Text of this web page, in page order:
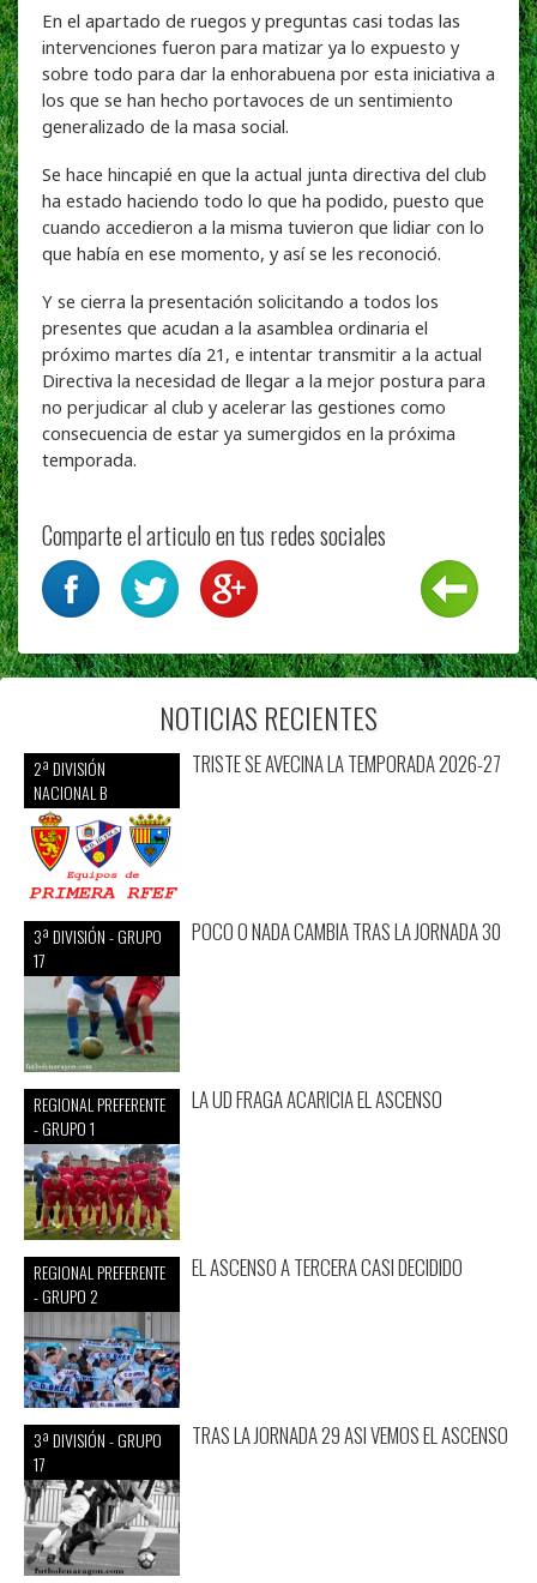
En el apartado de ruegos y preguntas casi todas las
intervenciones fueron para matizar ya lo expuesto y
sobre todo para dar la enhorabuena por esta iniciativa a
los que se han hecho portavoces de un sentimiento
generalizado de la masa social.
Se hace hincapié en que la actual junta directiva del club
ha estado haciendo todo lo que ha podido, puesto que
cuando accedieron a la misma tuvieron que lidiar con lo
que había en ese momento, y así se les reconoció.
Y se cierra la presentación solicitando a todos los
presentes que acudan a la asamblea ordinaria el
próximo martes día 21, e intentar transmitir a la actual
Directiva la necesidad de llegar a la mejor postura para
no perjudicar al club y acelerar las gestiones como
consecuencia de estar ya sumergidos en la próxima
temporada.
Comparte el articulo en tus redes sociales
NOTICIAS RECIENTES
2ª DIVISIÓN
NACIONAL B
TRISTE SE AVECINA LA TEMPORADA 2026-27
3ª DIVISIÓN - GRUPO
17
POCO O NADA CAMBIA TRAS LA JORNADA 30
REGIONAL PREFERENTE
- GRUPO 1
LA UD FRAGA ACARICIA EL ASCENSO
REGIONAL PREFERENTE
- GRUPO 2
EL ASCENSO A TERCERA CASI DECIDIDO
3ª DIVISIÓN - GRUPO
17
TRAS LA JORNADA 29 ASI VEMOS EL ASCENSO